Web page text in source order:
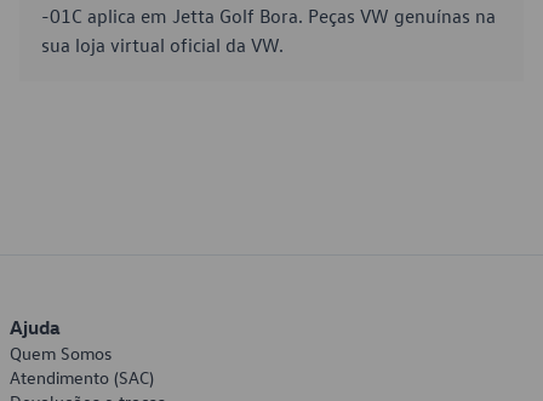
-01C aplica em Jetta Golf Bora. Peças VW genuínas na
sua loja virtual oficial da VW.
Ajuda
Quem Somos
Atendimento (SAC)